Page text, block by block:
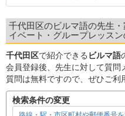
千代田区のビルマ語の先生
イベート・グループレッス
千代田区で紹介できる ビルマ語
会員登録後、先生に対して質
質問は無料ですので、ぜひご利
検索条件の変更